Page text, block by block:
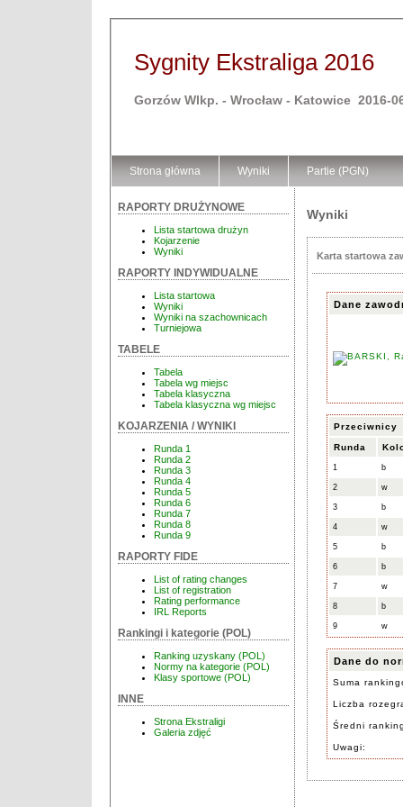
Sygnity Ekstraliga 2016
Gorzów Wlkp. - Wrocław - Katowice 2016-
Strona główna Wyniki Partie (PGN)
RAPORTY DRUŻYNOWE
Lista startowa drużyn
Kojarzenie
Wyniki
RAPORTY INDYWIDUALNE
Lista startowa
Wyniki
Wyniki na szachownicach
Turniejowa
TABELE
Tabela
Tabela wg miejsc
Tabela klasyczna
Tabela klasyczna wg miejsc
KOJARZENIA / WYNIKI
Runda 1
Runda 2
Runda 3
Runda 4
Runda 5
Runda 6
Runda 7
Runda 8
Runda 9
RAPORTY FIDE
List of rating changes
List of registration
Rating performance
IRL Reports
Rankingi i kategorie (POL)
Ranking uzyskany (POL)
Normy na kategorie (POL)
Klasy sportowe (POL)
INNE
Strona Ekstraligi
Galeria zdjęć
Wyniki
Karta startowa
Dane
Przeciwnicy
Runda
1 b
2 w
3 b
4 w
5 b
6 b
7 w
8 b
9 w
Dane do
Suma
Liczba
Średni
Uwagi: